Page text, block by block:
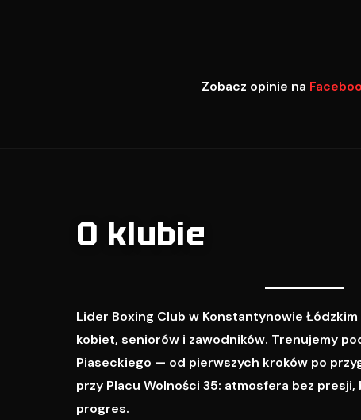
Zobacz opinie na
O klubie
Lider Boxing Club w Konstantynowie
kobiet, seniorów i zawodników. Trenujemy
Piaseckiego — od pierwszych kroków po
przy Placu Wolności 35: atmosfera bez
progres.